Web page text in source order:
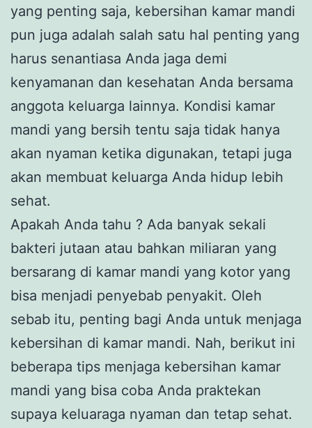
yang penting saja, kebersihan kamar mandi
pun juga adalah salah satu hal penting yang
harus senantiasa Anda jaga demi
kenyamanan dan kesehatan Anda bersama
anggota keluarga lainnya. Kondisi kamar
mandi yang bersih tentu saja tidak hanya
akan nyaman ketika digunakan, tetapi juga
akan membuat keluarga Anda hidup lebih
sehat.
Apakah Anda tahu ? Ada banyak sekali
bakteri jutaan atau bahkan miliaran yang
bersarang di kamar mandi yang kotor yang
bisa menjadi penyebab penyakit. Oleh
sebab itu, penting bagi Anda untuk menjaga
kebersihan di kamar mandi. Nah, berikut ini
beberapa tips menjaga kebersihan kamar
mandi yang bisa coba Anda praktekan
supaya keluaraga nyaman dan tetap sehat.